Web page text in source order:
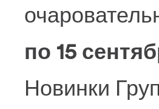
по 15
Новинки